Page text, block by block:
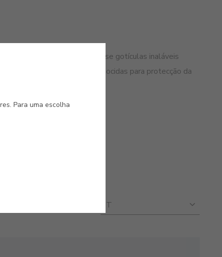
Atenção! Podem formar-se gotículas inaláveis
MIT. Contém produtos biocidas para protecção da
PT
Para uma escolha